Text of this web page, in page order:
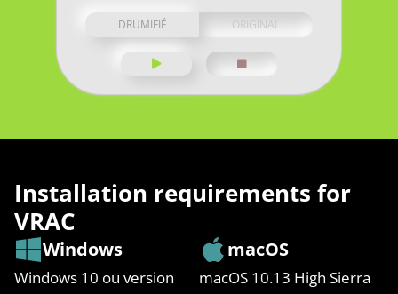
DRUMIFIÉ ORIGINAL
Installation requirements for
VRAC
Windows
Windows 10 ou version
macOS
macOS 10.13 High Sierra